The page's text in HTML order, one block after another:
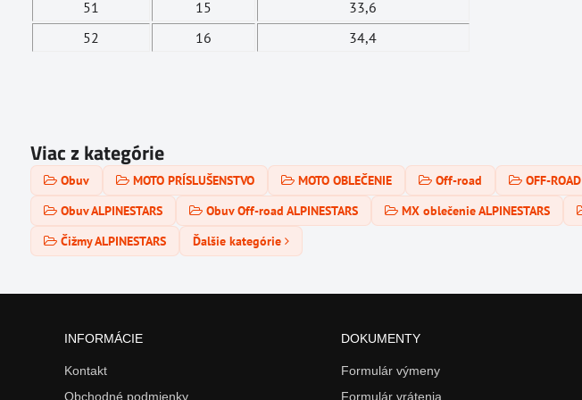
51
15
33,6
52
16 34,4
Viac z kategórie
Obuv MOTO PRÍSLUŠENSTVO MOTO OBLEČENIE Off-road OFF-ROAD
Obuv ALPINESTARS
Obuv Off-road ALPINESTARS MX oblečenie ALPINESTARS
Čižmy ALPINESTARS
Ďalšie kategórie
INFORMÁCIE
Kontakt
Obchodné podmienky
DOKUMENTY
Formulár výmeny
Formulár vrátenia